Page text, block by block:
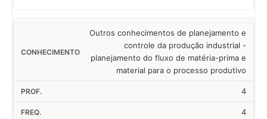
Outros conhecimentos de planejamento e
controle da produção industrial -
planejamento do fluxo de matéria-prima e
material para o processo produtivo
4
4